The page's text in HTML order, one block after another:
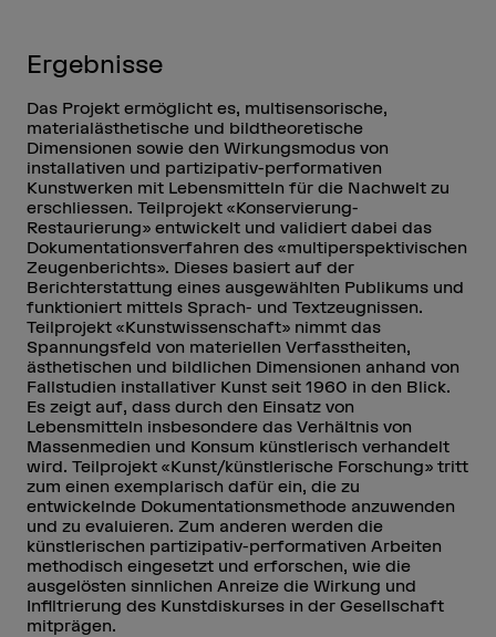
Ergebnisse
Das Projekt ermöglicht es, multisensorische,
materialästhetische und bildtheoretische
Dimensionen sowie den Wirkungsmodus von
installativen und partizipativ-performativen
Kunstwerken mit Lebensmitteln für die Nachwelt zu
erschliessen. Teilprojekt «Konservierung-
Restaurierung» entwickelt und validiert dabei das
Dokumentationsverfahren des «multiperspektivischen
Zeugenberichts». Dieses basiert auf der
Berichterstattung eines ausgewählten Publikums und
funktioniert mittels Sprach- und Textzeugnissen.
Teilprojekt «Kunstwissenschaft» nimmt das
Spannungsfeld von materiellen Verfasstheiten,
ästhetischen und bildlichen Dimensionen anhand von
Fallstudien installativer Kunst seit 1960 in den Blick.
Es zeigt auf, dass durch den Einsatz von
Lebensmitteln insbesondere das Verhältnis von
Massenmedien und Konsum künstlerisch verhandelt
wird. Teilprojekt «Kunst/künstlerische Forschung» tritt
zum einen exemplarisch dafür ein, die zu
entwickelnde Dokumentationsmethode anzuwenden
und zu evaluieren. Zum anderen werden die
künstlerischen partizipativ-performativen Arbeiten
methodisch eingesetzt und erforschen, wie die
ausgelösten sinnlichen Anreize die Wirkung und
Infiltrierung des Kunstdiskurses in der Gesellschaft
mitprägen.